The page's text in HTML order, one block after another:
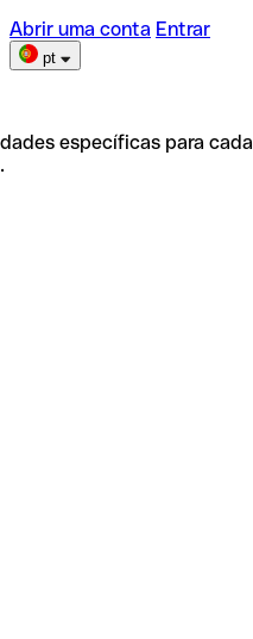
Abrir uma conta Entrar
pt
específicas para cada